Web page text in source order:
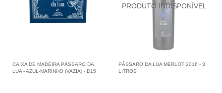
CAIXA DE MADEIRA PÁSSARO DA
LUA - AZUL-MARINHO (VAZIA) - D15
PÁSSARO DA LUA MERLOT 2016 - 3
LITROS